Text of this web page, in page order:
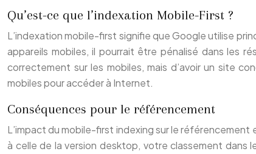
Qu’est-ce que l’indexation Mobile-First ?
L’indexation mobile-first signifie que Google utilise
appareils mobiles, il pourrait être pénalisé dans les
correctement sur les mobiles, mais d’avoir un site
mobiles pour accéder à Internet.
Conséquences pour le référencement
L’impact du mobile-first indexing sur le
à celle de la version desktop, votre classement dans